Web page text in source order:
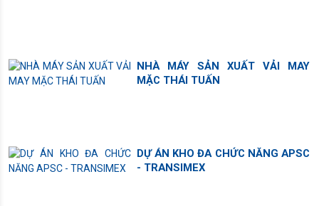
NHÀ MÁY SẢN XUẤT VẢI MAY
MẶC THÁI TUẤN
DỰ ÁN KHO ĐA CHỨC NĂNG APSC
- TRANSIMEX